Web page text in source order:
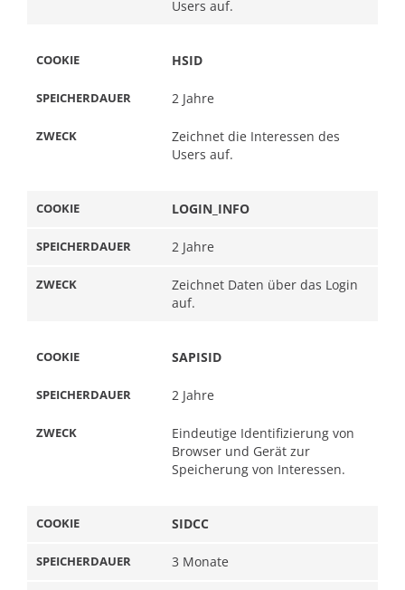
Users auf.
HSID
2 Jahre
Zeichnet die Interessen des
Users auf.
LOGIN_INFO
2 Jahre
Zeichnet Daten über das Login
auf.
SAPISID
2 Jahre
Eindeutige Identifizierung von
Browser und Gerät zur
Speicherung von Interessen.
SIDCC
3 Monate